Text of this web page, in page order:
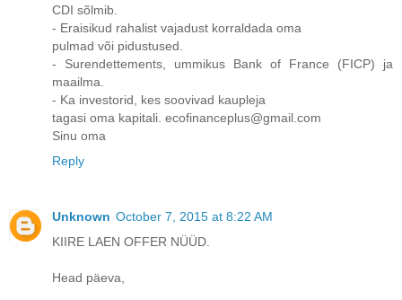
CDI sõlmib.
- Eraisikud rahalist vajadust korraldada oma
pulmad või pidustused.
- Surendettements, ummikus Bank of France (FICP) ja
maailma.
- Ka investorid, kes soovivad kaupleja
tagasi oma kapitali. ecofinanceplus@gmail.com
Sinu oma
Reply
Unknown October 7, 2015 at 8:22 AM
KIIRE LAEN OFFER NÜÜD.
Head päeva,